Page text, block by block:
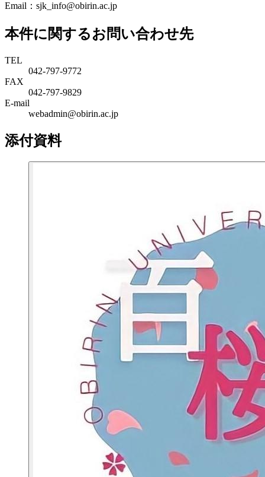
Email：sjk_info@obirin.ac.jp
本件に関するお問い合わせ先
TEL
042-797-9772
FAX
042-797-9829
E-mail
webadmin@obirin.ac.jp
添付資料